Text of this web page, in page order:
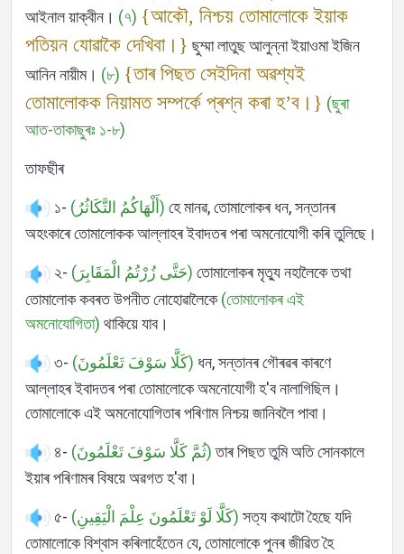
আইনাল য়াক্বীন। (৭) {আকৌ, নিশ্চয় তোমালোকে ইয়াক
পতিয়ন যোৱাকৈ দেখিবা।} ছুম্মা লাতুছ আলুন্না ইয়াওমা ইজিন
আনিন নায়ীম। (৮) {তাৰ পিছত সেইদিনা অৱশ্যই
তোমালোকক নিয়ামত সম্পৰ্কে প্ৰশ্ন কৰা হ’ব।} (ছুৰা
আত-তাকাছুৰঃ ১-৮)
তাফছীৰ
১- (أَلْهَاكُمُ التَّكَاثُرُ) হে মানৱ, তোমালোকৰ ধন, সন্তানৰ
অহংকাৰে তোমালোকক আল্লাহৰ ইবাদতৰ পৰা অমনোযোগী কৰি তুলিছে।
২- (حَتَّى زُرْتُمُ الْمَقَابِرَ) তোমালোকৰ মৃত্যু নহালৈকে তথা
তোমালোক কবৰত উপনীত নোহোৱালৈকে(তোমালোকৰ এই
অমনোযোগিতা) থাকিয়ে যাব।
৩- (كَلَّا سَوْفَ تَعْلَمُونَ) ধন, সন্তানৰ গৌৰৱৰ কাৰণে
আল্লাহৰ ইবাদতৰ পৰা তোমালোকে অমনোযোগী হ'ব নালাগিছিল।
তোমালোকে এই অমনোযোগিতাৰ পৰিণাম নিশ্চয় জানিবলৈ পাবা।
৪- (ثُمَّ كَلَّا سَوْفَ تَعْلَمُونَ)তাৰ পিছত তুমি অতি সোনকালে
ইয়াৰ পৰিণামৰ বিষয়ে অৱগত হ'বা।
৫- (كَلَّا لَوْ تَعْلَمُونَ عِلْمَ الْيَقِينِ) সত্য কথাটো হৈছে যদি
তোমালোকে বিশ্বাস কৰিলাহেঁতেন যে, তোমালোকে পুনৰ জীৱিত হৈ